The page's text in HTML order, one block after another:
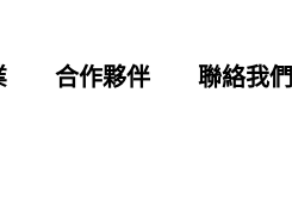
合作夥伴 聯絡我們